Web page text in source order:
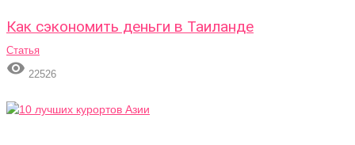
Как сэкономить деньги в Таиланде
Статья
 22526